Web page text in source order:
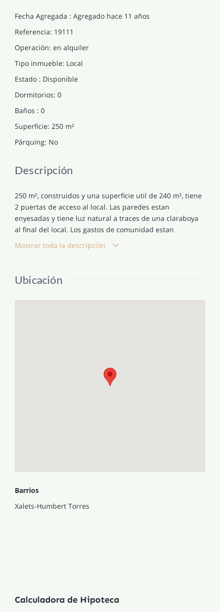
Fecha Agregada : Agregado hace 11 años
Referencia: 19111
Operación: en alquiler
Tipo inmueble: Local
Estado : Disponible
Dormitorios: 0
Baños : 0
Superficie: 250 m²
Párquing: No
Descripción
250 m², construidos y una superficie util de 240 m², tiene
2 puertas de acceso al local. Las paredes estan
enyesadas y tiene luz natural a traces de una claraboya
al final del local. Los gastos de comunidad estan
incluidos y el certificado energético disponible
Mostrar toda la descripción
Ubicación
Barrios
Xalets-Humbert Torres
Calculadora de Hipoteca